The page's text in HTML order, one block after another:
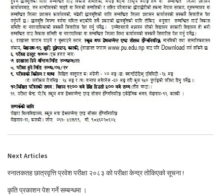
Next Articles
स्नातकतह छात्रवृत्ति प्रवेश परीक्षा २०८३ को परीक्षा केन्द्र तोकिएको सूचना !
कृति प्रकाशन पेश गर्ने सम्बन्धमा ।